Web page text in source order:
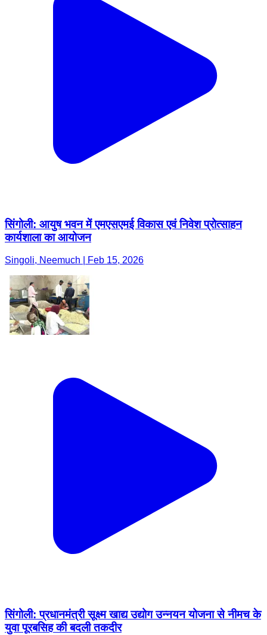
सिंगोली: आयुष भवन में एमएसएमई विकास एवं निवेश प्रोत्साहन
कार्यशाला का आयोजन
Singoli, Neemuch | Feb 15, 2026
सिंगोली: प्रधानमंत्री सूक्ष्म खाद्य उद्योग उन्नयन योजना से नीमच के
युवा पूरबसिह की बदली तकदीर